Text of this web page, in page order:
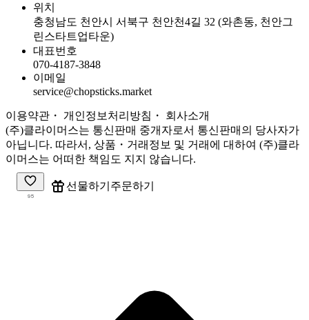
위치
충청남도 천안시 서북구 천안천4길 32 (와촌동, 천안그
린스타트업타운)
대표번호
070-4187-3848
이메일
service@chopsticks.market
이용약관 ・ 개인정보처리방침 ・ 회사소개
(주)클라이머스는 통신판매 중개자로서 통신판매의 당사자가
아닙니다. 따라서, 상품・거래정보 및 거래에 대하여 (주)클라
이머스는 어떠한 책임도 지지 않습니다.
95
선물하기 주문하기